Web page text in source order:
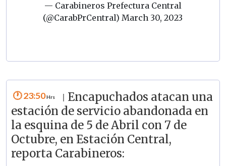
— Carabineros Prefectura Central
(@CarabPrCentral)March 30, 2023
23:50
Encapuchados atacan una
estación de servicio abandonada en
la esquina de 5 de Abril con 7 de
Octubre, en Estación Central,
reporta Carabineros: